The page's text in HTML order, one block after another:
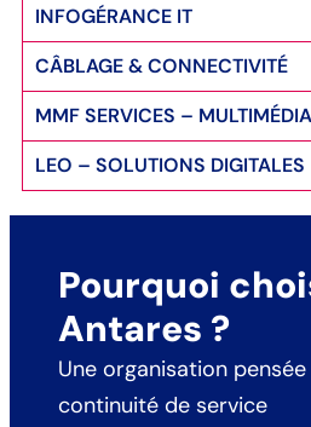
INFOGÉRANCE IT
CÂBLAGE & CONNECTIVITÉ
MMF SERVICES – MULTIMÉDIA
LEO – SOLUTIONS DIGITALES
Pourquoi
Antares ?
Une organisation
continuité de service